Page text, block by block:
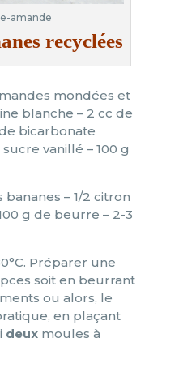
amande
recyclées
mondées et
blanche – 2 cc de
bicarbonate
vanillé – 100 g
– 1/2 citron
g de beurre – 2-3
Préparer une
soit en beurrant
ou alors, le
en plaçant
deux moules à